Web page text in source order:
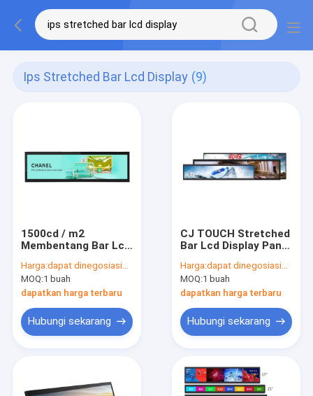
Ips Stretched Bar Lcd Display (9)
1500cd / m2
Membentang Bar Lcd
Ultrawide IPS 36,5
inci
Harga:dapat dinegosiasikan
MOQ:1 buah
dapatkan harga terbaru
Hubungi sekarang
CJ TOUCH Stretched
Bar Lcd Display Panel
1920x540
Harga:dapat dinegosiasikan
MOQ:1 buah
dapatkan harga terbaru
Hubungi sekarang